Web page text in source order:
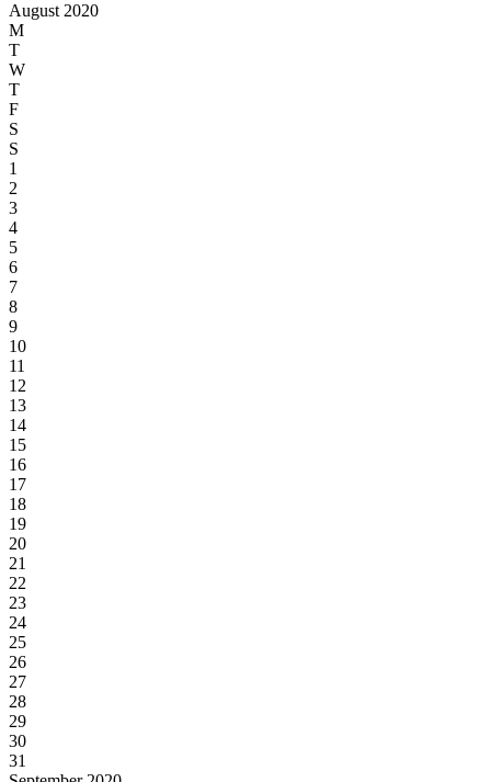
August 2020
M
T
W
T
F
S
S
1
2
3
4
5
6
7
8
9
10
11
12
13
14
15
16
17
18
19
20
21
22
23
24
25
26
27
28
29
30
31